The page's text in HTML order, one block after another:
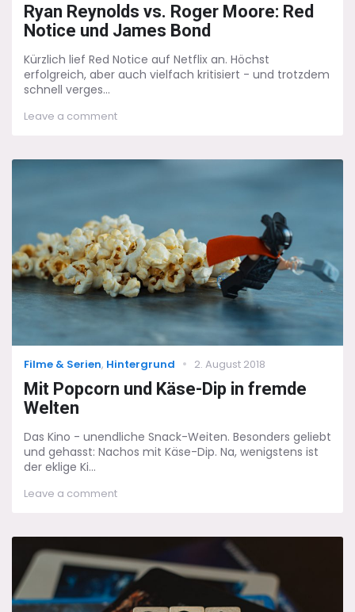
Ryan Reynolds vs. Roger Moore: Red
Notice und James Bond
Kürzlich lief Red Notice auf Netflix an. Höchst
erfolgreich, aber auch vielfach kritisiert - und trotzdem
schnell verges...
Leave a commenton
vs.
Notice
und
James
Bond
Categories
Filme & Serien, Hintergrund
Posted
2. August 2018
Mit Popcorn und Käse-Dip in fremde
Welten
Das Kino - unendliche Snack-Weiten. Besonders geliebt
und gehasst: Nachos mit Käse-Dip. Na, wenigstens ist
der eklige Ki...
Leave a commenton
und
Dip
in
fremde
Welten